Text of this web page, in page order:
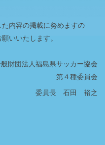
内容の掲載に努めますの
いいたします。
財団法人福島県サッカー協会
第４種委員会
委員長 石田 裕之